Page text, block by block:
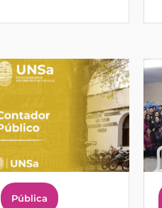
Pública